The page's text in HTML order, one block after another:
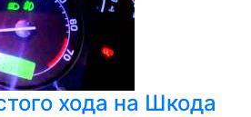
хода на Шкода